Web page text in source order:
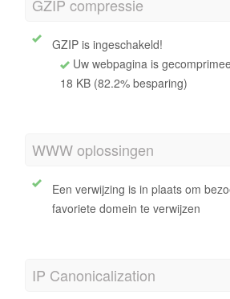
GZIP compressie
GZIP is ingeschakeld!
Uw webpagina is
18 KB (82.2% besparing)
WWW oplossingen
Een verwijzing is in plaats om
favoriete domein te verwijzen
IP Canonicalization